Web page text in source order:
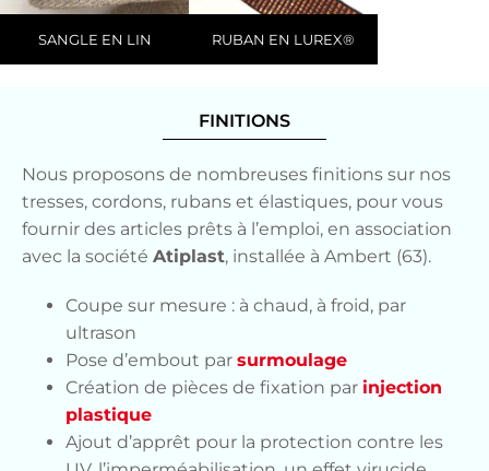
SANGLE EN LIN RUBAN EN LUREX®
FINITIONS
Nous proposons de nombreuses finitions sur nos
tresses, cordons, rubans et élastiques, pour vous
fournir des articles prêts à l’emploi, en association
avec la société Atiplast, installée à Ambert (63).
Coupe sur mesure : à chaud, à froid, par
ultrason
Pose d’embout par surmoulage
Création de pièces de fixation par injection
plastique
Ajout d’apprêt pour la protection contre les